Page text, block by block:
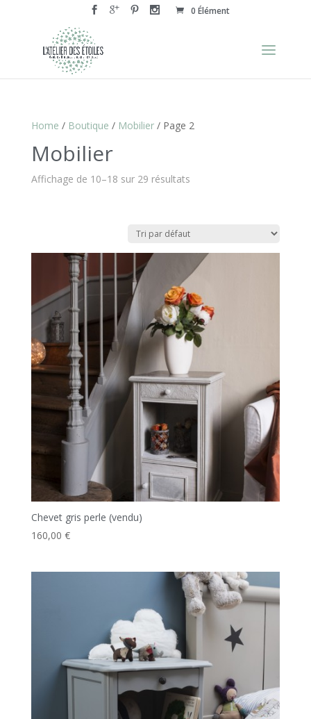
0 Élément
Home / Boutique / Mobilier/ Page 2
Mobilier
Affichage de 10–18 sur 29 résultats
Chevet gris perle (vendu)
160,00 €